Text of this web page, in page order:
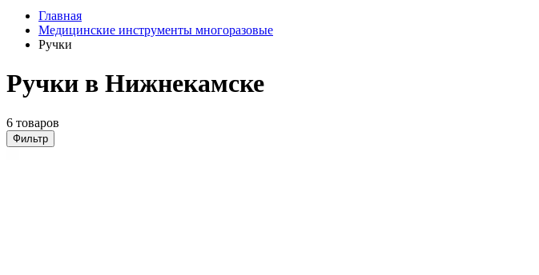
Главная
Медицинские инструменты многоразовые
Ручки
Ручки в Нижнекамске
6 товаров
Фильтр